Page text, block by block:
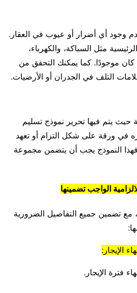
وجود أي أضرار أو عيوب في العقار.
مثل السباكة، والكهرباء،
كان موجودًا. كما يمكنك التحقق من
التلف في الجدران أو الأرضيات.
حيث يتم فيها تحرير نموذج تسليم
في ورقة على شكل التزام أو تعهد
النموذج يجب أن يتضمن مجموعة
الواجب تضمينها
مع تضمين جميع التفاصيل الضرورية
الإيجار:
فترة الإيجار.